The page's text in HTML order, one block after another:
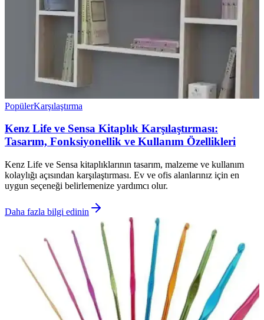
PopülerKarşılaştırma
Kenz Life ve Sensa Kitaplık Karşılaştırması:
Tasarım, Fonksiyonellik ve Kullanım Özellikleri
Kenz Life ve Sensa kitaplıklarının tasarım, malzeme ve kullanım
kolaylığı açısından karşılaştırması. Ev ve ofis alanlarınız için en
uygun seçeneği belirlemenize yardımcı olur.
Daha fazla bilgi edinin